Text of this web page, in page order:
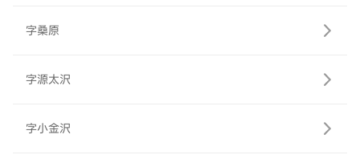
字桑原
字源太沢
字小金沢